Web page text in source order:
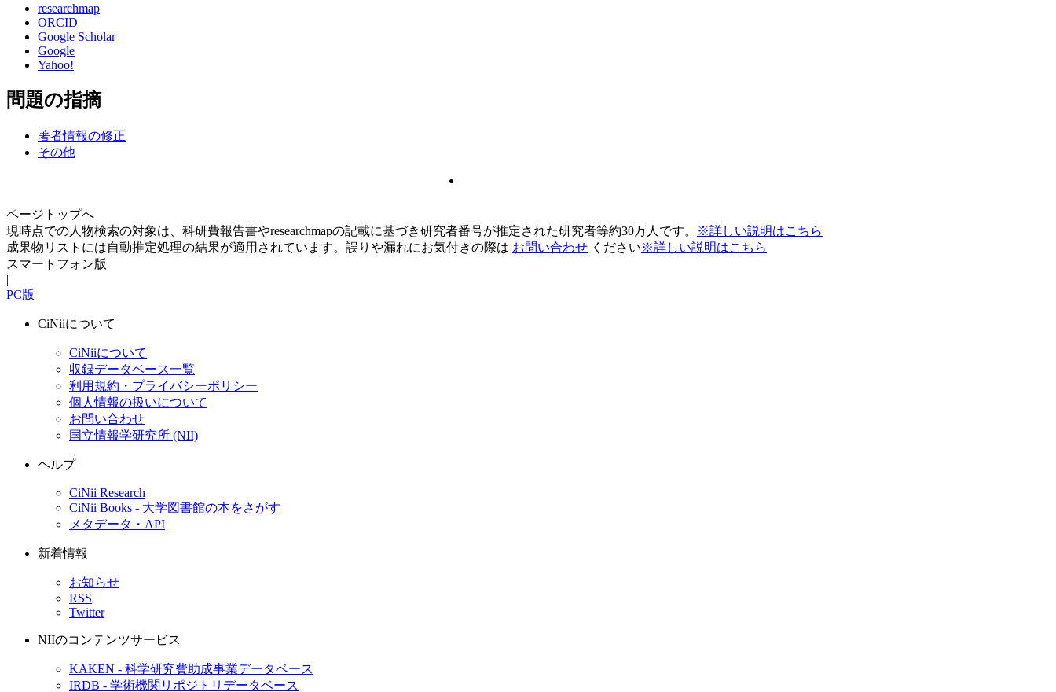
researchmap
ORCID
Google Scholar
Google
Yahoo!
問題の指摘
著者情報の修正
その他
ページトップへ
現時点での人物検索の対象は、科研費報告書やresearchmapの記載に基づき研究者番号が推定された研究者等約30万人です。
※詳しい説明はこちら
成果物リストには自動推定処理の結果が適用されています。誤りや漏れにお気付きの際は お問い合わせ ください※詳しい説明はこちら
スマートフォン版
|
PC版
CiNiiについて
CiNiiについて
収録データベース一覧
利用規約・プライバシーポリシー
個人情報の扱いについて
お問い合わせ
国立情報学研究所 (NII)
ヘルプ
CiNii Research
CiNii Books - 大学図書館の本をさがす
メタデータ・API
新着情報
お知らせ
RSS
Twitter
NIIのコンテンツサービス
KAKEN - 科学研究費助成事業データベース
IRDB - 学術機関リポジトリデータベース